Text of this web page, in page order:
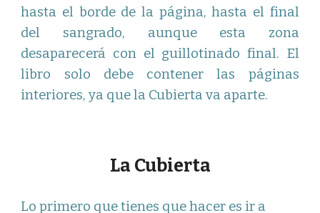
hasta el borde de la página, hasta el final
del sangrado, aunque esta zona
desaparecerá con el guillotinado final. El
libro solo debe contener las páginas
interiores, ya que la Cubierta va aparte.
La Cubierta
Lo primero que tienes que hacer es ir a